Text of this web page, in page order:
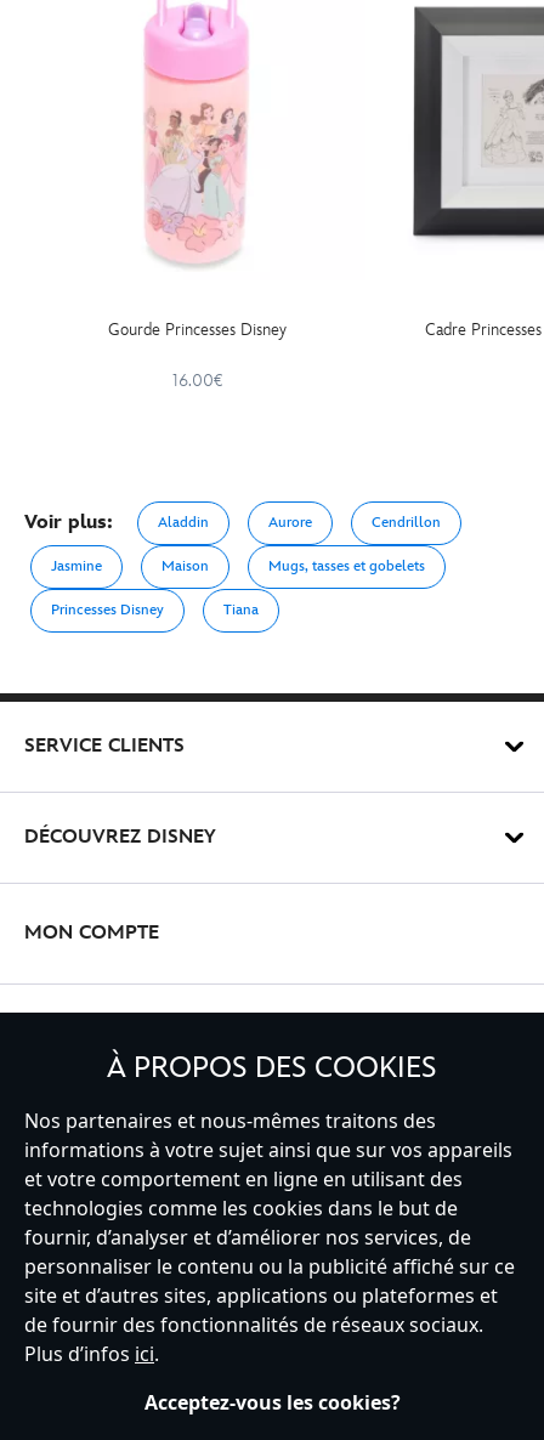
Gourde Princesses Disney
16.00€
Cadre
Voir plus: Aladdin Aurore Cendrillon
Jasmine Maison Mugs, tasses et gobelets
Princesses Disney Tiana
SERVICE CLIENTS
DÉCOUVREZ DISNEY
MON COMPTE
France
Service clients Conditions d’utilisation
Trouver un magasin
Plan du site
Règles de respect de la vie privée
Politique de cookies
Notice relative à la confidentialité
Conditions générales de vente
À PROPOS DES COOKIES
Nos partenaires et nous-mêmes traitons des
informations à votre sujet ainsi que sur vos appareils
et votre comportement en ligne en utilisant des
technologies comme les cookies dans le but de
fournir, d’analyser et d’améliorer nos services, de
personnaliser le contenu ou la publicité affiché sur ce
site et d’autres sites, applications ou plateformes et
de fournir des fonctionnalités de réseaux sociaux.
Plus d’infos ici.
Acceptez-vous les cookies?